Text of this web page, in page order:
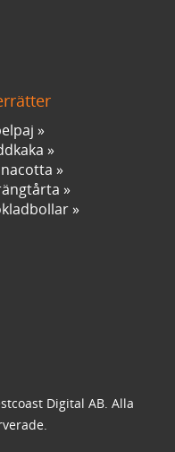
Digital AB. Alla